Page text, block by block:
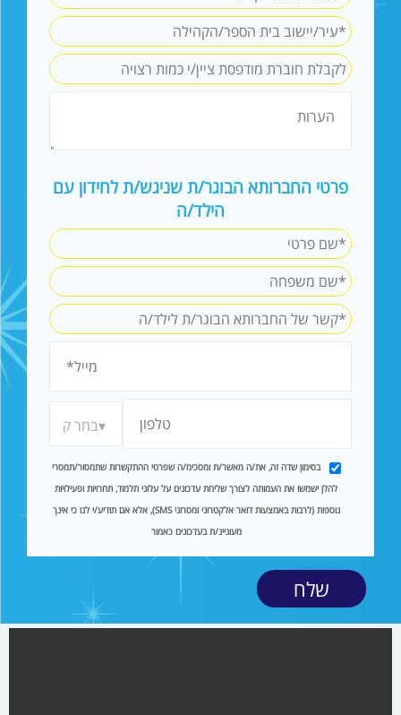
פרטי החברותא הבוגר/ת שניגש/ת לחידון עם
הילד/ה
בסימון שדה זה, את/ה מאשר/ת ומסכימ/ה שפרטי ההתקשרות שתמסור/תמסרי
להלן ישמשו את העמותה לצורך שליחת עדכונים על עלוני תלמוד, תחרויות ופעילויות
נוספות (לרבות באמצעות דואר אלקטרוני ומסרוני SMS), אלא אם תודיע/י לנו כי אינך
מעוניינ/ת בעדכונים כאמור